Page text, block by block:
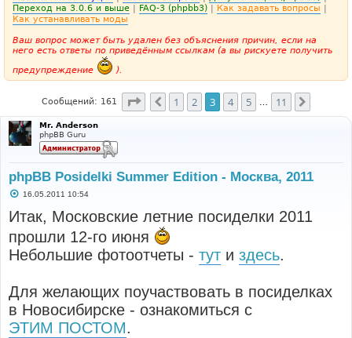
Переход на 3.0.6 и выше | FAQ-3 (phpbb3) | Как задавать вопросы |
Как устанавливать моды
Ваш вопрос может быть удален без объяснения причин, если на
него есть ответы по приведённым ссылкам (а вы рискуете получить
предупреждение
).
Сообщений: 161 Страница 3из11
Пред.
1 2 3 4 5 11
Mr. Anderson
phpBB Guru
phpBB Posidelki Summer Edition - Москва, 2011
С
б
е
и
16.05.2011 10:54
Итак, Московские летние посиделки 2011
прошли 12-го июня
Небольшие фотоотчеты - тут и здесь.
Для желающих поучаствовать в посиделках
в Новосибирске - ознакомиться с
ЭТИМ ПОСТОМ.